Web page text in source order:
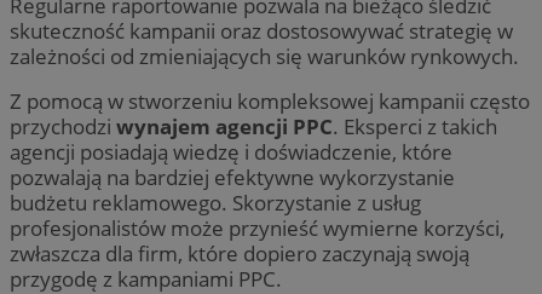
skuteczność kampanii oraz dostosowywać strategię w
zależności od zmieniających się warunków rynkowych.
Z pomocą w stworzeniu kompleksowej kampanii często
przychodzi wynajem agencji PPC. Eksperci z takich
agencji posiadają wiedzę i doświadczenie, które
pozwalają na bardziej efektywne wykorzystanie
budżetu reklamowego. Skorzystanie z usług
profesjonalistów może przynieść wymierne korzyści,
zwłaszcza dla firm, które dopiero zaczynają swoją
przygodę z kampaniami PPC.